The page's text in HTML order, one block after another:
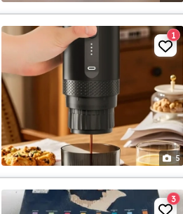
5
1
3